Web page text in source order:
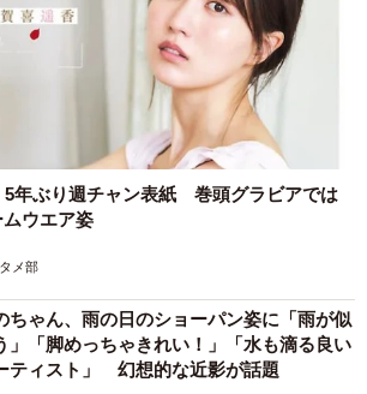
年ぶり週チャン表紙 巻頭グラビアでは
ウエア姿
メ部
ちゃん、雨の日のショーパン姿に「雨が似
」「脚めっちゃきれい！」「水も滴る良い
ティスト」 幻想的な近影が話題